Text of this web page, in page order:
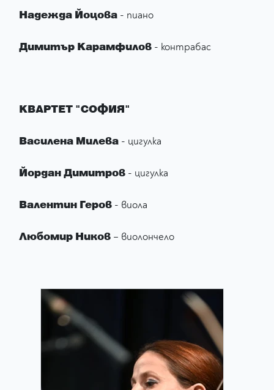
Надежда Йоцова - пиано
Димитър Карамфилов - контрабас
КВАРТЕТ "СОФИЯ"
Василена Милева - цигулка
Йордан Димитров - цигулка
Валентин Геров - виола
Любомир Ников – виолончело